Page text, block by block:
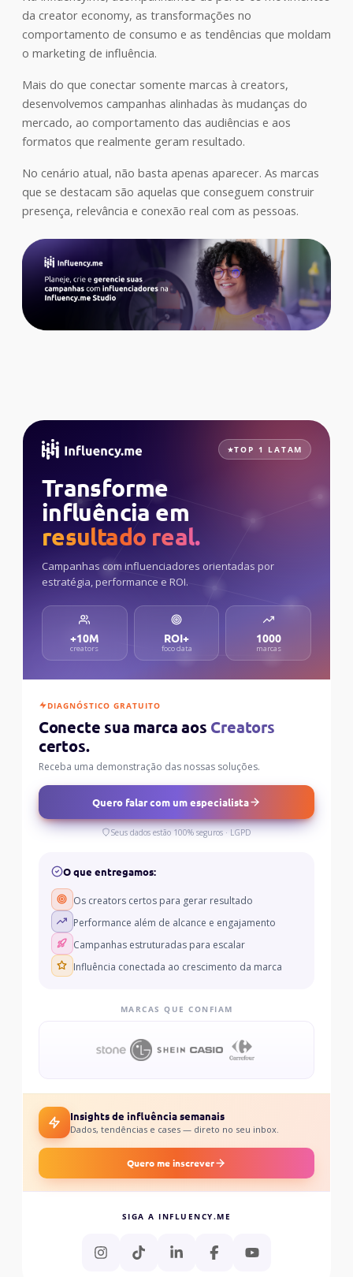
da creator economy, as transformações no
comportamento de consumo e as tendências que moldam
o marketing de influência.
Mais do que conectar somente marcas à creators,
desenvolvemos campanhas alinhadas às mudanças do
mercado, ao comportamento das audiências e aos
formatos que realmente geram resultado.
No cenário atual, não basta apenas aparecer. As marcas
que se destacam são aquelas que conseguem construir
presença, relevância e conexão real com as pessoas.
TOP 1 LATAM
Transforme
influência em
resultado real.
Campanhas com influenciadores orientadas por
estratégia, performance e ROI.
+10M
creators
ROI+
foco data
1000
marcas
DIAGNÓSTICO GRATUITO
Conecte sua marca aos Creators
certos.
Receba uma demonstração das nossas soluções.
Quero falar com um especialista
Seus dados estão 100% seguros · LGPD
O que entregamos:
Os creators certos para gerar resultado
Performance além de alcance e engajamento
Campanhas estruturadas para escalar
Influência conectada ao crescimento da marca
MARCAS QUE CONFIAM
Insights de influência semanais
Dados, tendências e cases — direto no seu inbox.
Quero me inscrever
SIGA A INFLUENCY.ME